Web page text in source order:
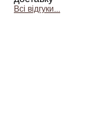
Всі відгуки...